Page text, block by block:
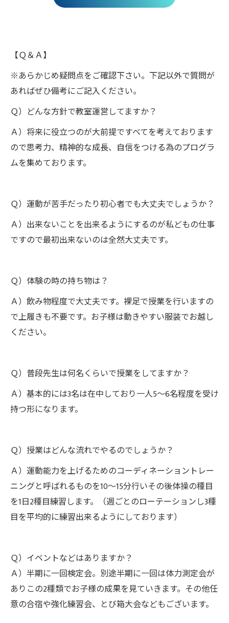
【Ｑ＆Ａ】
※あらかじめ疑問点をご確認下さい。下記以外で質問が
あればぜひ備考にご記入ください。
Ｑ）どんな方針で教室運営してますか？
Ａ）将来に役立つのが大前提ですべてを考えております
ので思考力、精神的な成長、自信をつける為のプログラ
ムを集めております。
Ｑ）運動が苦手だったり初心者でも大丈夫でしょうか？
Ａ）出来ないことを出来るようにするのが私どもの仕事
ですので最初出来ないのは全然大丈夫です。
Ｑ）体験の時の持ち物は？
Ａ）飲み物程度で大丈夫です。裸足で授業を行いますの
で上履きも不要です。お子様は動きやすい服装でお越し
ください。
Ｑ）普段先生は何名くらいで授業をしてますか？
Ａ）基本的には3名は在中しており一人5～6名程度を受け
持つ形になります。
Ｑ）授業はどんな流れでやるのでしょうか？
Ａ）運動能力を上げるためのコーディネーショントレー
ニングと呼ばれるものを10～15分行いその後体操の種目
を1日2種目練習します。（週ごとのローテーションし3種
目を平均的に練習出来るようにしております）
Ｑ）イベントなどはありますか？
Ａ）半期に一回検定会。別途半期に一回は体力測定会が
ありこの2種類でお子様の成果を見ていきます。その他任
意の合宿や強化練習会、とび箱大会などもございます。